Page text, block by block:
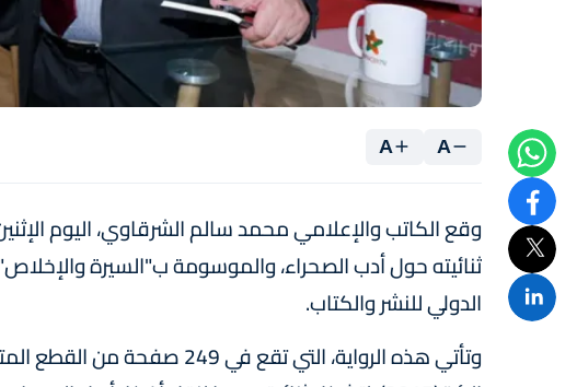
A
A
وقع الكاتب والإعلامي محمد سالم الشرقاوي، اليوم
الدولي للنشر والكتاب.
وتأتي هذه الرواية، التي تقع